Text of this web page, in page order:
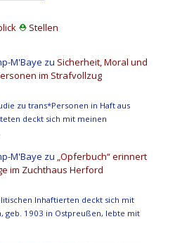
⛑ Stellen
M'Baye zu Sicherheit, Moral und
im Strafvollzug
zu trans*Personen in Haft aus
deckt sich mit meinen
M'Baye zu „Opferbuch“ erinnert
im Zuchthaus Herford
Inhaftierten deckt sich mit
geb. 1903 in Ostpreußen, lebte mit